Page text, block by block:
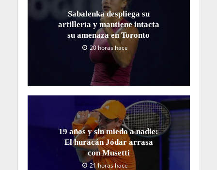
Sabalenka despliega su
artillería y mantiene intacta
su amenaza en Toronto
20 horas hace
19 años y sin miedo a nadie:
El huracán Jódar arrasa
con Musetti
21 horas hace